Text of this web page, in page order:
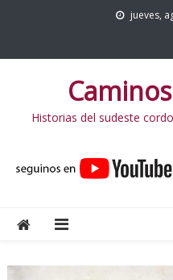
jueves,
Historias del sudeste